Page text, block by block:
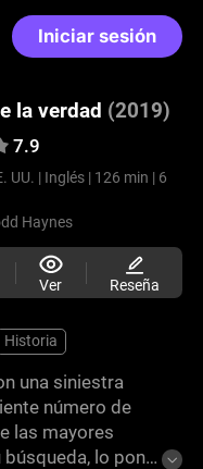
Iniciar sesión
la verdad (2019)
7.9
UU. | Inglés | 126 min | 6
Haynes
Ver Reseña
Historia
una siniestra
número de
las mayores
lo pone